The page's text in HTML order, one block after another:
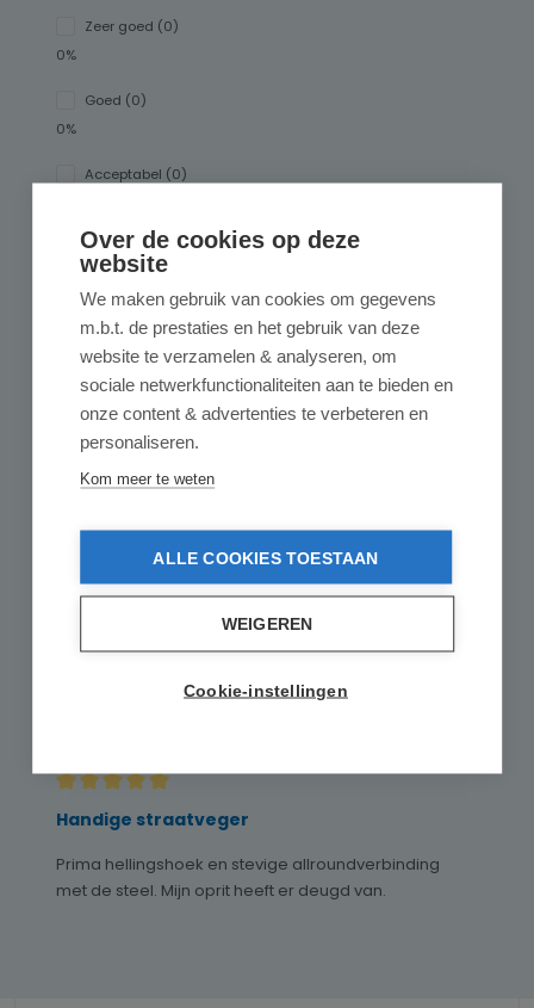
Zeer goed (0)
0%
Goed (0)
0%
Acceptabel (0)
Onbevredigend (0)
Geef een review
Deel uw ervaringen met andere klanten.
Schrijf een review
Alleen reviews weergeven in huidige taal.
Gesorteerd op
Recensie met een waardering van 5 van de 5 sterren
Handige straatveger
Prima hellingshoek en stevige allroundverbinding
met de steel. Mijn oprit heeft er deugd van.
Over de cookies op deze
website
We maken gebruik van cookies om gegevens
m.b.t. de prestaties en het gebruik van deze
website te verzamelen & analyseren, om
sociale netwerkfunctionaliteiten aan te bieden en
onze content & advertenties te verbeteren en
personaliseren.
Kom meer te weten
ALLE COOKIES TOESTAAN
WEIGEREN
Cookie-instellingen